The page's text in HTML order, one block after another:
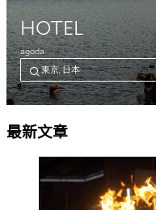
最新文章